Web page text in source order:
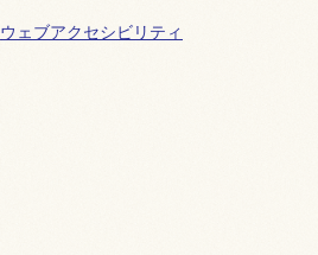
ウェブアクセシビリティ